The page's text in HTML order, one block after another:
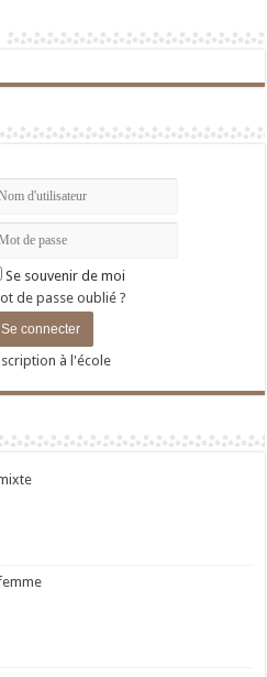
Se souvenir de moi
de passe oublié ?
à l'école